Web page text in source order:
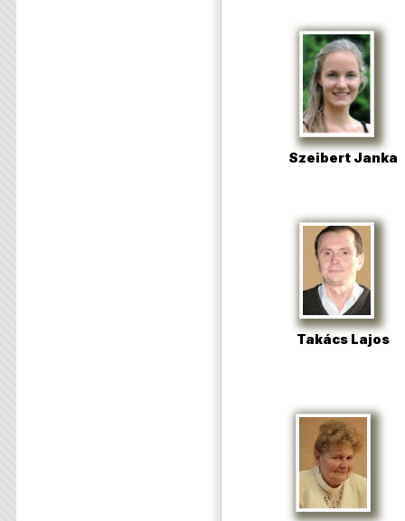
Szeibert Janka
Takács Lajos